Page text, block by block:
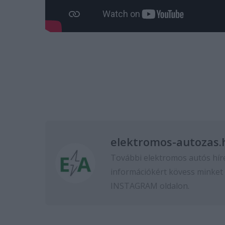
elektromos-
További elektromos autós
információkért kövess minket
INSTAGRAM oldalon.